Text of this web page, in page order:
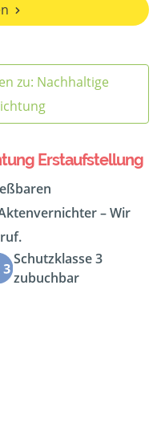
zu: Nachhaltige
Erstaufstellung
– Wir
Schutzklasse 3
zubuchbar